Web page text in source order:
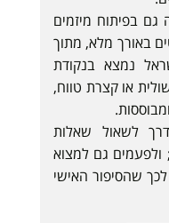
בפיתוח מיזמים
באורך מלא, מתוך
נמצא בנקודת
או קצרת טווח,
לשאול שאלות
גם למצוא
שהסיפור האישי